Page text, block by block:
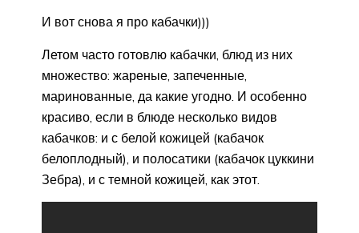
И вот снова я про кабачки)))
Летом часто готовлю кабачки, блюд из них
множество: жареные, запеченные,
маринованные, да какие угодно. И особенно
красиво, если в блюде несколько видов
кабачков: и с белой кожицей (кабачок
белоплодный), и полосатики (кабачок цуккини
Зебра), и с темной кожицей, как этот.